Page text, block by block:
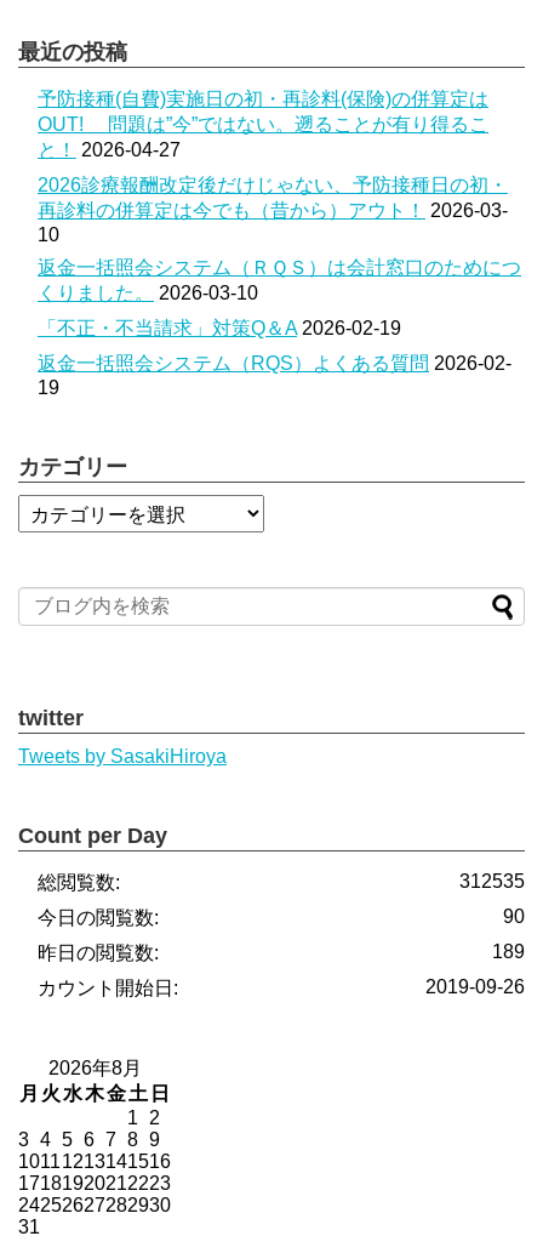
最近の投稿
予防接種(自費)実施日の初・再診料(保険)の併算定は
OUT! 問題は”今”ではない。遡ることが有り得るこ
と！
2026-04-27
2026診療報酬改定後だけじゃない、予防接種日の初・
再診料の併算定は今でも（昔から）アウト！
2026-03-
10
返金一括照会システム（ＲＱＳ）は会計窓口のためにつ
くりました。
2026-03-10
「不正・不当請求」対策Q＆A 2026-02-19
返金一括照会システム（RQS）よくある質問 2026-02-
19
カテゴリー
twitter
Tweets by SasakiHiroya
Count per Day
312535
総閲覧数:
90
今日の閲覧数:
189
昨日の閲覧数:
2019-09-26
カウント開始日:
2026年8月
月 火 水木金土 日
1
2
3 4 5 6 7 8 9
10111213141516
17181920212223
24252627282930
31